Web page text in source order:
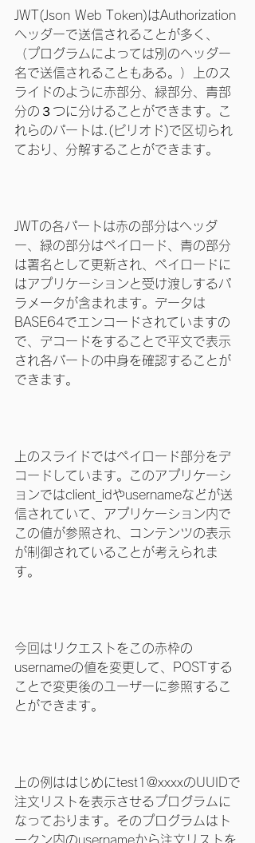
JWT(Json Web Token)はAuthorization
ヘッダーで送信されることが多く、
（プログラムによっては別のヘッダー
名で送信されることもある。）上のス
ライドのように赤部分、緑部分、青部
分の３つに分けることができます。こ
れらのパートは.(ピリオド)で区切られ
ており、分解することができます。
JWTの各パートは赤の部分はヘッダ
ー、緑の部分はペイロード、青の部分
は署名として更新され、ペイロードに
はアプリケーションと受け渡しするパ
ラメータが含まれます。データは
BASE64でエンコードされていますの
で、デコードをすることで平文で表示
され各パートの中身を確認することが
できます。
上のスライドではペイロード部分をデ
コードしています。このアプリケーシ
ョンではclient_idやusernameなどが送
信されていて、アプリケーション内で
この値が参照され、コンテンツの表示
が制御されていることが考えられま
す。
今回はリクエストをこの赤枠の
usernameの値を変更して、POSTする
ことで変更後のユーザーに参照するこ
とができます。
上の例ははじめにtest1@xxxxのUUIDで
注文リストを表示させるプログラムに
なっております。そのプログラムはト
ークン内のusernameから注文リストを